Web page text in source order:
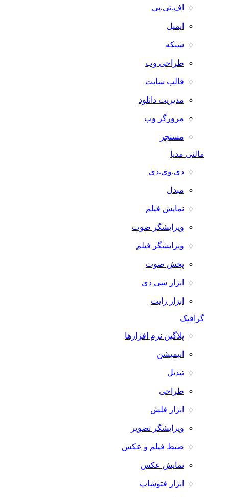
اف.تی.پی
ایمیل
شبکه
طراحی وب
قالب سایت
مدیریت دانلود
مرورگر وب
مسنجر
مالتی مدیا
دی.وی.دی
مبدل
نمایش فیلم
ویرایشگر صوت
ویرایشگر فیلم
پخش صوت
ابزار سی دی
ابزار رایت
گرافیک
پلاگین نرم افزارها
انیمیشن
تبدیل
طراحی
ابزار فلش
ویرایشگر تصویر
ضبط فيلم و عكس
نمایش عکس
ابزار فتوشاپ